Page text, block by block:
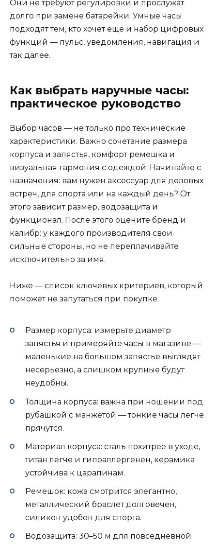
Они не требуют регулировки и прослужат
долго при замене батарейки. Умные часы
подходят тем, кто хочет ещё и набор цифровых
функций — пульс, уведомления, навигация и
так далее.
Как выбрать наручные часы:
практическое руководство
Выбор часов — не только про технические
характеристики. Важно сочетание размера
корпуса и запястья, комфорт ремешка и
визуальная гармония с одеждой. Начинайте с
назначения: вам нужен аксессуар для деловых
встреч, для спорта или на каждый день? От
этого зависит размер, водозащита и
функционал. После этого оцените бренд и
калибр: у каждого производителя свои
сильные стороны, но не переплачивайте
исключительно за имя.
Ниже — список ключевых критериев, который
поможет не запутаться при покупке.
Размер корпуса: измерьте диаметр
запястья и примеряйте часы в магазине —
маленькие на большом запястье выглядят
несерьезно, а слишком крупные будут
неудобны.
Толщина корпуса: важна при ношении под
рубашкой с манжетой — тонкие часы легче
прячутся.
Материал корпуса: сталь похитрее в уходе,
титан легче и гипоаллергенен, керамика
устойчива к царапинам.
Ремешок: кожа смотрится элегантно,
металлический браслет долговечен,
силикон удобен для спорта.
Водозащита: 30–50 м для повседневной